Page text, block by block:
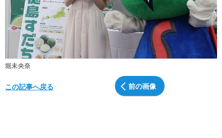
堀未央奈
前の画像
この記事へ戻る